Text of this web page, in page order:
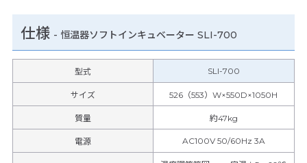
仕様 - 恒温器ソフトインキュベーター SLI-700
型式 SLI-700
サイズ 526（553）W×550D×1050H
質量 約47kg
電源 AC100V 50/60Hz 3A